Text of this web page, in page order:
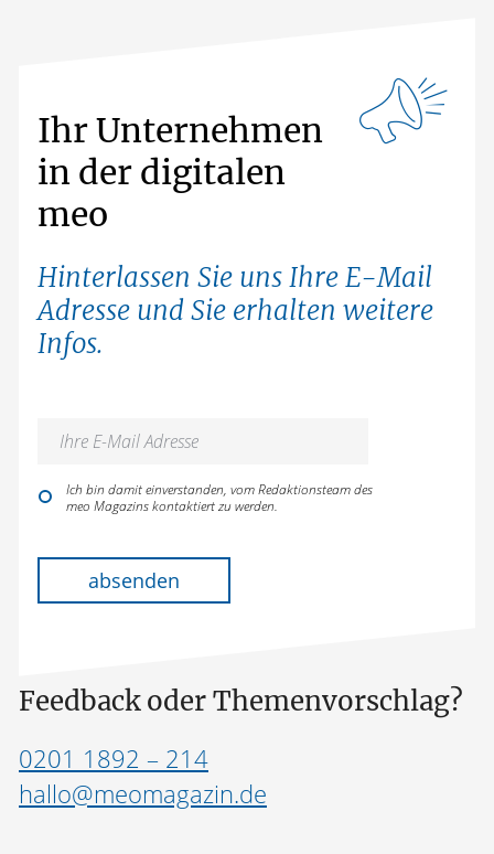
Ihr Unternehmen
in der digitalen
meo
Hinterlassen Sie uns Ihre E-Mail
Adresse und Sie erhalten weitere
Infos.
Ich bin damit einverstanden, vom Redaktionsteam des
meo Magazins kontaktiert zu werden.
absenden
Feedback oder Themenvorschlag?
0201 1892 – 214
hallo@meomagazin.de